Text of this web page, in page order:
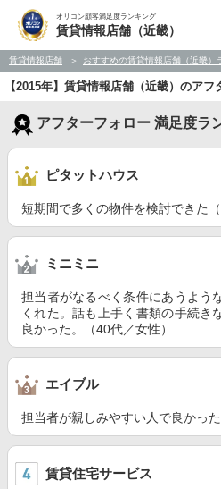
オリコン顧客満足度ランキング
賃貸情報店舗（近畿）
賃貸情報店舗 おすすめの賃貸情報店舗（近畿）
【2015年】賃貸情報店舗（近畿）のア
アフターフォロー 満足度ラ
ピタットハウス
短期間で多くの物件を検討できた（
ミニミニ
担当者がなるべく条件にあうよう
くれた。話も上手く書類の手続き
良かった。（40代／女性）
エイブル
担当者が親しみやすい人で良かった
賃貸住宅サービス